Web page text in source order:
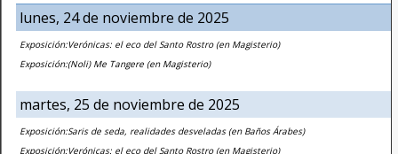
lunes, 24 de noviembre de 2025
Exposición:Verónicas: el eco del Santo Rostro (en Magisterio)
Exposición:(Noli) Me Tangere (en Magisterio)
martes, 25 de noviembre de 2025
Exposición:Saris de seda, realidades desveladas (en Baños Árabes)
Exposición:Verónicas: el eco del Santo Rostro (en Magisterio)